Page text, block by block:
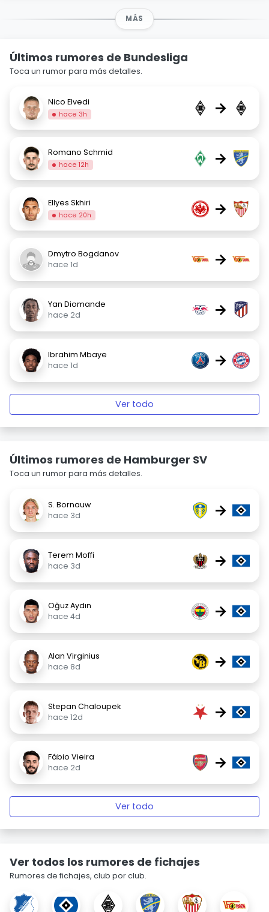
MÁS
Últimos rumores de Bundesliga
Toca un rumor para más detalles.
Nico Elvedi
hace 3h →
Romano Schmid
hace 12h →
Ellyes Skhiri
hace 20h →
Dmytro Bogdanov
hace 1d
→
Yan Diomande
hace 2d
→
Ibrahim Mbaye
hace 1d
→
Ver todo
Últimos rumores de Hamburger SV
Toca un rumor para más detalles.
S. Bornauw
hace 3d
→
Terem Moffi
hace 3d
→
Oğuz Aydın
hace 4d
→
Alan Virginius
hace 8d
→
Stepan Chaloupek
hace 12d
→
Fábio Vieira
hace 2d
→
Ver todo
Ver todos los rumores de fichajes
Rumores de fichajes, club por club.